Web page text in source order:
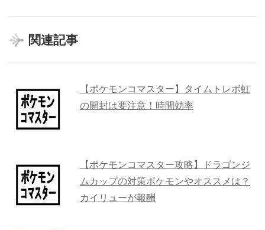
関連記事
【ポケモンコマスター】タイムトレボ虹
の開封は要注意！時間効率
【ポケモンコマスター攻略】ドラゴンジ
ムカップの対策ポケモンやオススメは？
カイリューが報酬